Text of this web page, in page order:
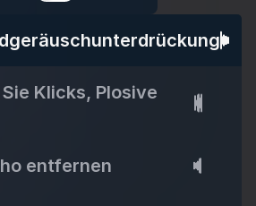
Klicks, Plosive
entfernen